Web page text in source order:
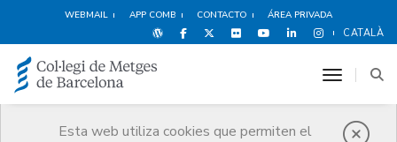
WEBMAIL APP COMB CONTACTO ÁREA PRIVADA
CATALÀ
Esta web utiliza cookies que permiten el
toggle